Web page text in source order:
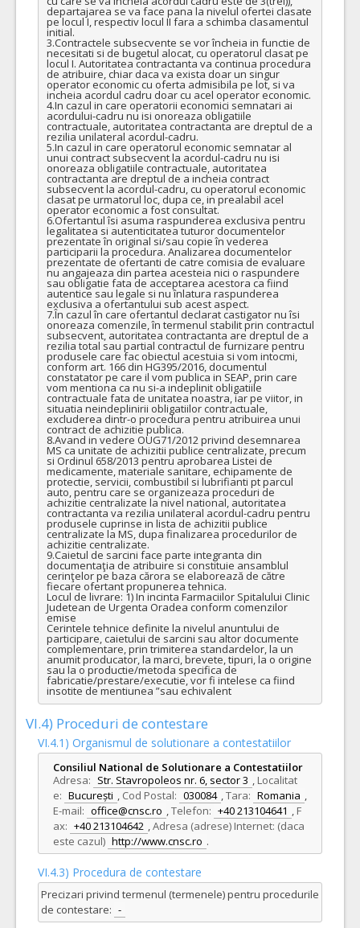
departajarea se va face pana la nivelul ofertei clasate
pe locul I, respectiv locul II fara a schimba clasamentul
initial.
3.Contractele subsecvente se vor încheia in functie de
necesitati si de bugetul alocat, cu operatorul clasat pe
locul I. Autoritatea contractanta va continua procedura
de atribuire, chiar daca va exista doar un singur
operator economic cu oferta admisibila pe lot, si va
incheia acordul cadru doar cu acel operator economic.
4.In cazul in care operatorii economici semnatari ai
acordului-cadru nu isi onoreaza obligatiile
contractuale, autoritatea contractanta are dreptul de a
rezilia unilateral acordul-cadru.
5.In cazul in care operatorul economic semnatar al
unui contract subsecvent la acordul-cadru nu isi
onoreaza obligatiile contractuale, autoritatea
contractanta are dreptul de a incheia contract
subsecvent la acordul-cadru, cu operatorul economic
clasat pe urmatorul loc, dupa ce, in prealabil acel
operator economic a fost consultat.
6.Ofertantul îsi asuma raspunderea exclusiva pentru
legalitatea si autenticitatea tuturor documentelor
prezentate în original si/sau copie în vederea
participarii la procedura. Analizarea documentelor
prezentate de ofertanti de catre comisia de evaluare
nu angajeaza din partea acesteia nici o raspundere
sau obligatie fata de acceptarea acestora ca fiind
autentice sau legale si nu înlatura raspunderea
exclusiva a ofertantului sub acest aspect.
7.În cazul în care ofertantul declarat castigator nu îsi
onoreaza comenzile, în termenul stabilit prin contractul
subsecvent, autoritatea contractanta are dreptul de a
rezilia total sau partial contractul de furnizare pentru
produsele care fac obiectul acestuia si vom intocmi,
conform art. 166 din HG395/2016, documentul
constatator pe care il vom publica in SEAP, prin care
vom mentiona ca nu si-a indeplinit obligatiile
contractuale fata de unitatea noastra, iar pe viitor, in
situatia neindeplinirii obligatiilor contractuale,
excluderea dintr-o procedura pentru atribuirea unui
contract de achizitie publica.
8.Avand in vedere OUG71/2012 privind desemnarea
MS ca unitate de achizitii publice centralizate, precum
si Ordinul 658/2013 pentru aprobarea Listei de
medicamente, materiale sanitare, echipamente de
protectie, servicii, combustibil si lubrifianti pt parcul
auto, pentru care se organizeaza proceduri de
achizitie centralizate la nivel national, autoritatea
contractanta va rezilia unilateral acordul-cadru pentru
produsele cuprinse in lista de achizitii publice
centralizate la MS, dupa finalizarea procedurilor de
achizitie centralizate.
9.Caietul de sarcini face parte integranta din
documentaţia de atribuire si constituie ansamblul
cerinţelor pe baza cărora se elaborează de către
fiecare ofertant propunerea tehnica.
Locul de livrare: 1) In incinta Farmaciilor Spitalului Clinic
Judetean de Urgenta Oradea conform comenzilor
emise
Cerintele tehnice definite la nivelul anuntului de
participare, caietului de sarcini sau altor documente
complementare, prin trimiterea standardelor, la un
anumit producator, la marci, brevete, tipuri, la o origine
sau la o productie/metoda specifica de
fabricatie/prestare/executie, vor fi intelese ca fiind
insotite de mentiunea ”sau echivalent
VI.4) Proceduri de contestare
VI.4.1) Organismul de solutionare a contestatiilor
Consiliul National de Solutionare a Contestatiilor
Adresa: Str. Stavropoleos nr. 6, sector 3 , Localitat
e: București , Cod Postal: 030084 ,Tara: Romania ,
E-mail: office@cnsc.ro ,Telefon: +40 213104641 , F
ax: +40 213104642 ,Adresa (adrese) Internet: (daca
este cazul) http://www.cnsc.ro .
VI.4.3) Procedura de contestare
Precizari privind termenul (termenele) pentru procedurile
de contestare: -